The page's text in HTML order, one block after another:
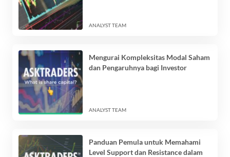
ANALYST TEAM
Mengurai Kompleksitas Modal Saham
dan Pengaruhnya bagi Investor
ANALYST TEAM
Panduan Pemula untuk Memahami
Level Support dan Resistance dalam